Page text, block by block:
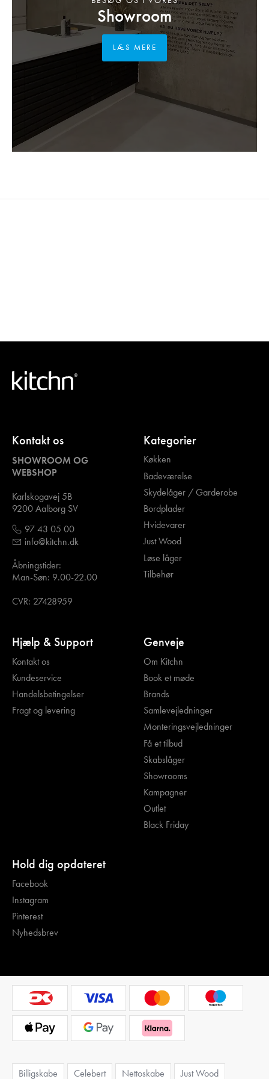
Showroom
LÆS MERE
Kontakt os
SHOWROOM OG
WEBSHOP
Karlskogavej 5B
9200 Aalborg SV
97 43 05 00
info@kitchn.dk
Åbningstider:
Man-Søn: 9.00-22.00
CVR: 27428959
Kategorier
Køkken
Badeværelse
Skydelåger / Garderobe
Bordplader
Hvidevarer
Just Wood
Løse låger
Tilbehør
Hjælp & Support
Kontakt os
Kundeservice
Handelsbetingelser
Fragt og levering
Genveje
Om Kitchn
Book et møde
Brands
Samlevejledninger
Monteringsvejledninger
Få et tilbud
Skabslåger
Showrooms
Kampagner
Outlet
Black Friday
Hold dig opdateret
Facebook
Instagram
Pinterest
Nyhedsbrev
Billigskabe Celebert Nettoskabe Just Wood